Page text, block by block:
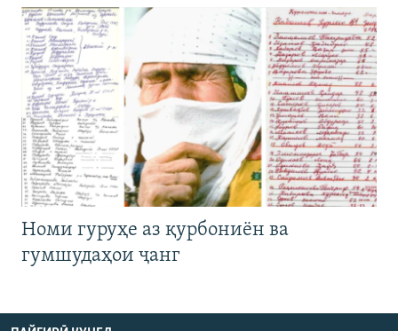
Номи гуруҳе аз қурбониён ва
гумшудаҳои ҷанг